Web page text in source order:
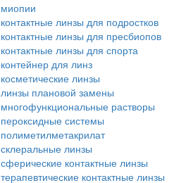
миопии
контактные линзы для подростков
контактные линзы для пресбиопов
контактные линзы для спорта
контейнер для линз
косметические линзы
линзы плановой замены
многофункциональные растворы
пероксидные системы
полиметилметакрилат
склеральные линзы
сферические контактные линзы
терапевтические контактные линзы